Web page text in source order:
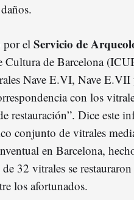
por el Servicio de
de Barcelona
Nave E.VI, Nave
con los
restauración”. Dice este
conjunto de vitrales
en Barcelona,
32 vitrales se
los afortunados.